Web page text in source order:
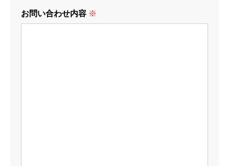
お問い合わせ内容 ※